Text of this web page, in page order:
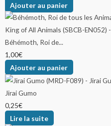
Ajouter au panier
Béhémoth, Roi de...
1,00€
Ajouter au panier
Jirai Gumo
0,25€
Lire la suite